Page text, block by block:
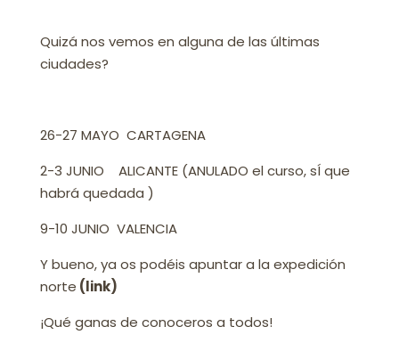
Quizá nos vemos en alguna de las últimas
ciudades?
26-27 MAYO CARTAGENA
2-3 JUNIO ALICANTE (ANULADO el curso, sÍ que
habrá quedada )
9-10 JUNIO VALENCIA
Y bueno, ya os podéis apuntar a la expedición
norte (link)
¡Qué ganas de conoceros a todos!